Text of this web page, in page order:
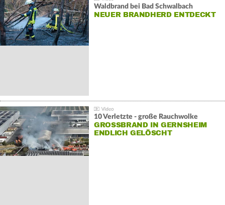
Waldbrand bei Bad Schwalbach
NEUER BRANDHERD ENTDECKT
10 Verletzte - große Rauchwolke
GROSSBRAND IN GERNSHEIM E
NDLICH GELÖSCHT